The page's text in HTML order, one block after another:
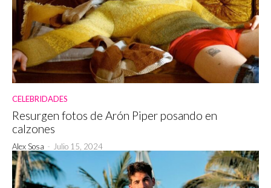
CELEBRIDADES
Resurgen fotos de Arón Piper posando en
calzones
Alex Sosa - Julio 15, 2024